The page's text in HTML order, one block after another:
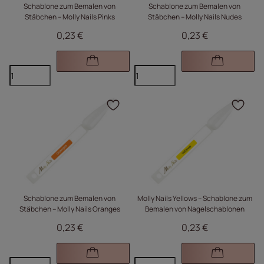
Schablone zum Bemalen von
Stäbchen – Molly Nails Pinks
0,23 €
Schablone zum Bemalen von
Stäbchen – Molly Nails Nudes
0,23 €
Schablone zum Bemalen von
Stäbchen – Molly Nails Oranges
0,23 €
Klicken Sie, um das
Molly Nails Yellows – Schablone zum
Bemalen von Nagelschablonen
0,23 €